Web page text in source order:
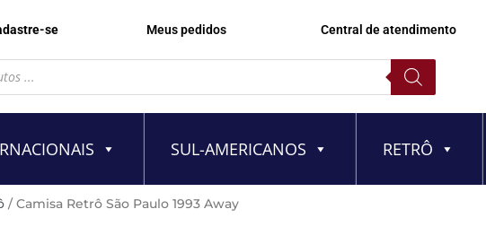
se Meus pedidos Central de atendimento
SUL-AMERICANOS RETRÔ
/ Camisa Retrô São Paulo 1993 Away